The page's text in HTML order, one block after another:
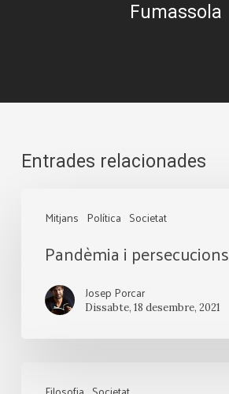
Fumassola
Entrades relacionades
Mitjans Política Societat
persecucions
Pandèmia i persecucions
Josep Porcar
Dissabte, 18 desembre, 2021